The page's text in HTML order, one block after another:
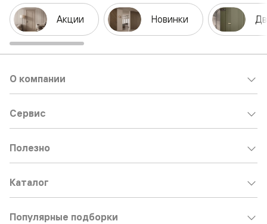
Акции Новинки
О компании
Сервис
Полезно
Каталог
Популярные подборки